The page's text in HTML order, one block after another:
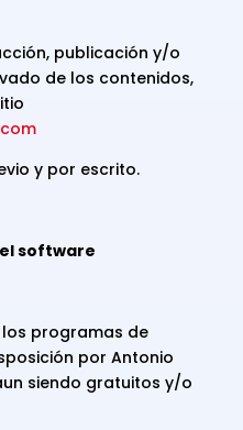
publicación y/o
de los contenidos,
y por escrito.
software
programas de
por Antonio
siendo gratuitos y/o